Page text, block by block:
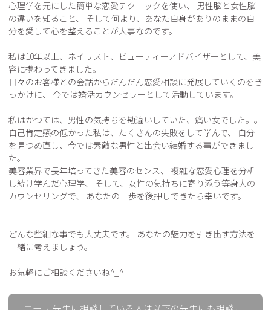
心理学を元にした簡単な恋愛テクニックを使い、 男性脳と女性脳
の違いを知ること、 そして何より、あなた自身がありのままの自
分を愛して心を整えることが大事なのです。
私は10年以上、ネイリスト、ビューティーアドバイザーとして、美
容に携わってきました。
日々のお客様との会話からだんだん恋愛相談に発展していくのをき
っかけに、 今では婚活カウンセラーとして活動しています。
私はかつては、男性の気持ちを勘違いしていた、痛い女でした。。
自己肯定感の低かった私は、たくさんの失敗をして学んで、 自分
を見つめ直し、今では素敵な男性と出会い結婚する事ができまし
た。
美容業界で長年培ってきた美容のセンス、 複雑な恋愛心理を分析
し続け学んだ心理学、 そして、女性の気持ちに寄り添う等身大の
カウンセリングで、 あなたの一歩を後押しできたら幸いです。
どんな些細な事でも大丈夫です。 あなたの魅力を引き出す方法を
一緒に考えましょう。